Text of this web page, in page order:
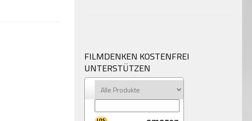
FILMDENKEN KOSTENFREI
UNTERSTÜTZEN